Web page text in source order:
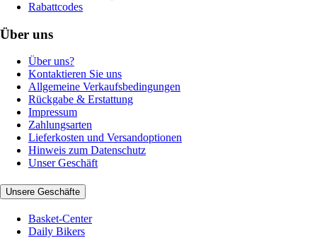
Rabattcodes
Über uns
Über uns?
Kontaktieren Sie uns
Allgemeine Verkaufsbedingungen
Rückgabe & Erstattung
Impressum
Zahlungsarten
Lieferkosten und Versandoptionen
Hinweis zum Datenschutz
Unser Geschäft
Unsere Geschäfte
Basket-Center
Daily Bikers